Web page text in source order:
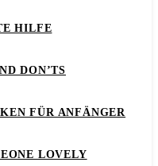
HILFE
DON’TS
FÜR ANFÄNGER
LOVELY